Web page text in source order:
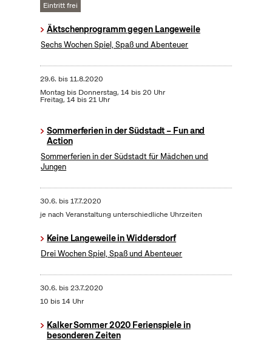
Eintritt frei
Äktschenprogramm gegen Langeweile
Sechs Wochen Spiel, Spaß und Abenteuer
29.6. bis11.8.2020
Montag bis Donnerstag, 14 bis 20 Uhr
Freitag, 14 bis 21 Uhr
Sommerferien in der Südstadt – Fun and
Action
Sommerferien in der Südstadt für Mädchen und
Jungen
30.6. bis17.7.2020
je nach Veranstaltung unterschiedliche Uhrzeiten
Keine Langeweile in Widdersdorf
Drei Wochen Spiel, Spaß und Abenteuer
30.6. bis23.7.2020
10 bis 14 Uhr
Kalker Sommer 2020 Ferienspiele in
besonderen Zeiten